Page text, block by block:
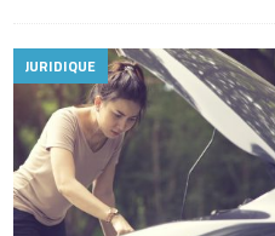
JURIDIQUE